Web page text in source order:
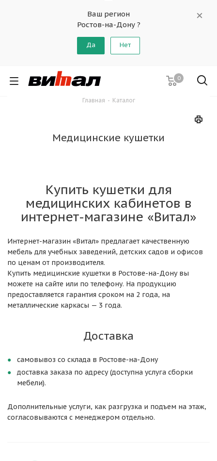
Ваш регион
Ростов-на-Дону ?
Да Нет
0
Главная - Каталог
Медицинские кушетки
Купить кушетки для
медицинских кабинетов в
интернет-магазине «Витал»
Интернет-магазин «Витал» предлагает качественную
мебель для учебных заведений, детских садов и офисов
по ценам от производителя.
Купить медицинские кушетки в Ростове-на-Дону вы
можете на сайте или по телефону. На продукцию
предоставляется гарантия сроком на 2 года, на
металлические каркасы — 3 года.
Доставка
самовывоз со склада в Ростове-на-Дону
доставка заказа по адресу (доступна услуга сборки
мебели).
Дополнительные услуги, как разгрузка и подъем на этаж,
согласовываются с менеджером отдельно.